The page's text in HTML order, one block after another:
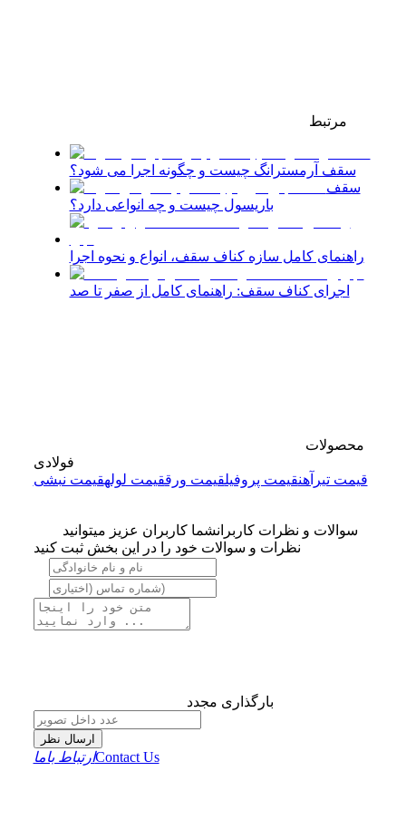
مرتبط
سقف آرمسترانگ چیست و چگونه اجرا می شود؟
سقف
باریسول چیست و چه انواعی دارد؟
راهنمای کامل سازه کناف سقف، انواع و نحوه اجرا
اجرای کناف سقف: راهنمای کامل از صفر تا صد
محصولات
فولادی
قیمت تیرآهنقیمت پروفیلقیمت ورققیمت لولهقیمت نبشی
سوالات و نظرات کاربرانشما کاربران عزیز میتوانید
نظرات و سوالات خود را در این بخش ثبت کنید
بارگذاری مجدد
ارسال نظر
ارتباط باماContact Us